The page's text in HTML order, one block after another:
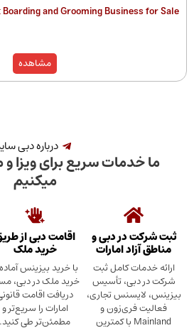
Pet Boarding and Grooming
درباره دبی ساید
سریع برای ویزا و مهاجرت
در دبی و
امارات
کامل ثبت
تأسیس
تجاری،
و
Mainland با کمترین
اقامت دبی از طریق
خرید ملک
با خرید بیزینس آماده یا
خرید ملک در دبی، مسیر
دریافت اقامت قانونی
امارات را سریع‌تر و
مطمئن‌تر طی کنید.
بیزینس
بهترین
دبی؛